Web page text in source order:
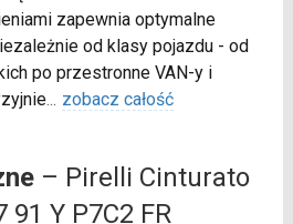
zapewnia optymalne
od klasy pojazdu - od
po przestronne VAN-y i
... zobacz całość
– Pirelli Cinturato
91 Y P7C2 FR